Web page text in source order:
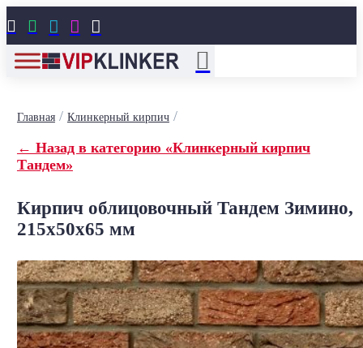
    
Главная/ Клинкерный кирпич/
← Назад в категорию «Клинкерный кирпич
Тандем»
Кирпич облицовочный Тандем Зимино,
215x50x65 мм